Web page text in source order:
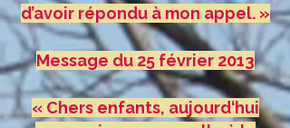
d’avoir répondu à mon appel. »
Message du 25 février 2013
« Chers enfants, aujourd‘hui